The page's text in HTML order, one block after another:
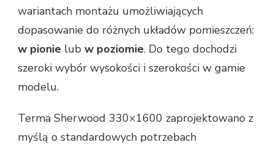
wariantach montażu umożliwiających
dopasowanie do różnych układów pomieszczeń:
w pionie lub w poziomie. Do tego dochodzi
szeroki wybór wysokości i szerokości w gamie
modelu.
Terma Sherwood 330×1600 zaprojektowano z
myślą o standardowych potrzebach